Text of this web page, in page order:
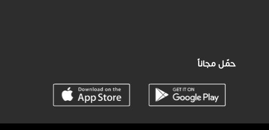
حمّل مجاناً